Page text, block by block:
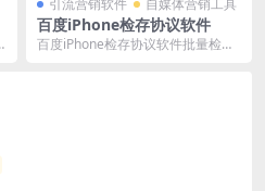
引流营销软件 自媒体营销工具
百度iPhone检存协议软件
百度iPhone检存协议软件批量检测